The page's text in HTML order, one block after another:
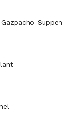
Gazpacho-Suppen-